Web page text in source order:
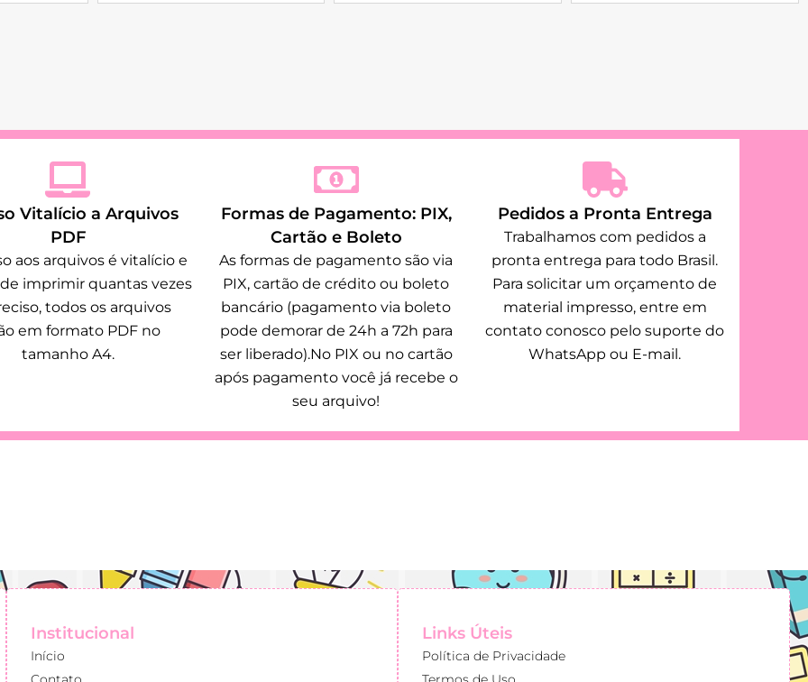
Vitalício a Arquivos
PDF
aos arquivos é vitalício e
imprimir quantas vezes
todos os arquivos
em formato PDF no
tamanho A4.
Formas de Pagamento: PIX,
Cartão e Boleto
As formas de pagamento são via
PIX, cartão de crédito ou boleto
bancário (pagamento via boleto
pode demorar de 24h a 72h para
ser liberado).No PIX ou no cartão
após pagamento você já recebe o
seu arquivo!
Pedidos a Pronta Entrega
Trabalhamos com pedidos a
pronta entrega para todo Brasil.
Para solicitar um orçamento de
material impresso, entre em
contato conosco pelo suporte do
WhatsApp ou E-mail.
Institucional
Início
Links Úteis
Política de Privacidade